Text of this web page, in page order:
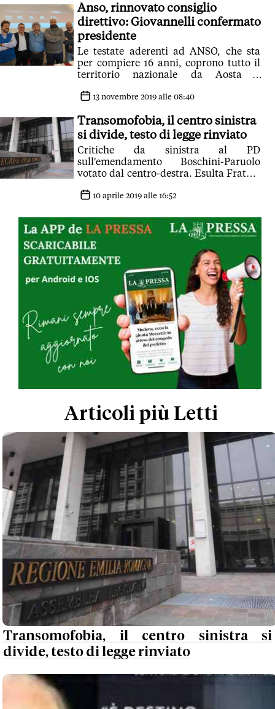
Anso, rinnovato consiglio
direttivo: Giovannelli confermato
presidente
Le testate aderenti ad ANSO, che sta
per compiere 16 anni, coprono tutto il
territorio nazionale da Aosta a
13 novembre 2019 alle 08:40
Transomofobia, il centro sinistra
si divide, testo di legge rinviato
Critiche da sinistra al PD
sull'emendamento Boschini-Paruolo
votato dal centro-destra. Esulta Fratelli
al testo base
10 aprile 2019 alle 16:52
Articoli più Letti
Transomofobia, il centro sinistra si
divide, testo di legge rinviato